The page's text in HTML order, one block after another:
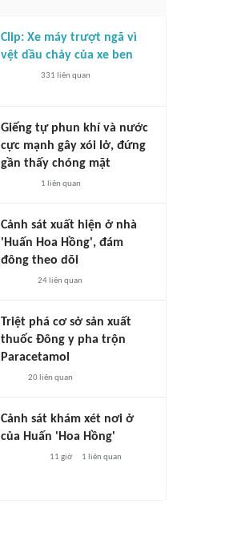
Clip: Xe máy trượt ngã vì
vệt dầu chảy của xe ben
331 liên quan
Giếng tự phun khí và nước
cực mạnh gây xói lở, đứng
gần thấy chóng mặt
1 liên quan
Cảnh sát xuất hiện ở nhà
'Huấn Hoa Hồng', đám
đông theo dõi
24liên quan
Triệt phá cơ sở sản xuất
thuốc Đông y pha trộn
Paracetamol
20liên quan
Cảnh sát khám xét nơi ở
của Huấn 'Hoa Hồng'
11 giờ 1 liên quan